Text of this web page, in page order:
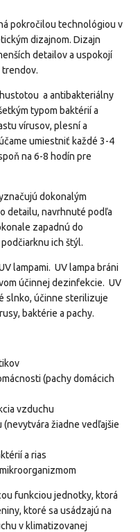
pokročilou technológiou v
dizajnom. Dizajn
detailov a uspokojí
trendov.
a antibakteriálny
typom baktérií a
vírusov, plesní a
umiestniť každé 3-4
na 6-8 hodín pre
dokonalým
detailu, navrhnuté podľa
zapadnú do
ich štýl.
lampami. UV lampa bráni
účinnej dezinfekcie. UV
slnko, účinne sterilizuje
baktérie a pachy.
(pachy domácich
vzduchu
žiadne vedľajšie
a rias
funkciou jednotky, ktorá
ktoré sa usádzajú na
v klimatizovanej